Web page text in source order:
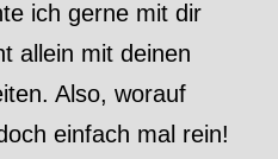
ich gerne mit dir
allein mit deinen
Also, worauf
einfach mal rein!